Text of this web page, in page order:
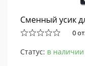
Сменный усик
0
Статус: в наличии